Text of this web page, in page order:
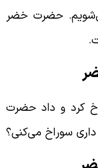
حضرت خضر
کرد و داد حضرت
سوراخ می‌کنی؟